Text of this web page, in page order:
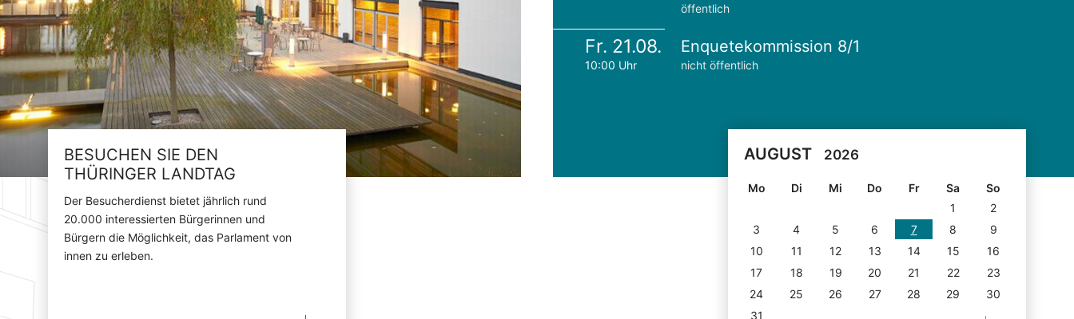
BESUCHEN SIE DEN
THÜRINGER LANDTAG
Der Besucherdienst bietet jährlich rund
20.000 interessierten Bürgerinnen und
Bürgern die Möglichkeit, das Parlament von
innen zu erleben.
öffentlich
Fr. 21.08.
10:00 Uhr
Enquetekommission 8/1
nicht öffentlich
AUGUST 2026
Mo Di Mi Do Fr Sa
So
1
2
3
4 5 6 7 8
9
10
11 12 13 14 15
16
17
18 19 20 21 22
23
24
25 26 27 28 29
30
31